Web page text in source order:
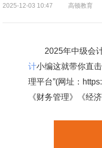
2025-12-03 10:47 高顿教育
2025年中级会计
计小编这就带你直
理平台”(网址：
《财务管理》《经